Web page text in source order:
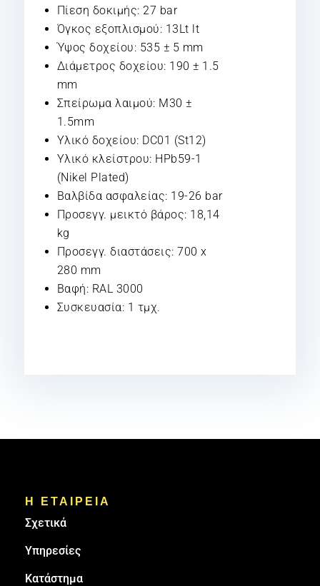
Πίεση δοκιμής: 27 bar
Όγκος εξοπλισμού: 13Lt lt
Ύψος δοχείου: 535 ± 5 mm
Διάμετρος δοχείου: 190 ± 1.5
mm
Σπείρωμα λαιμού: M30 ±
1.5mm
Υλικό δοχείου: DC01 (St12)
Υλικό κλείστρου: HPb59-1
(Nikel Plated)
Βαλβίδα ασφαλείας: 19-26 bar
Προσεγγ. μεικτό βάρος: 18,14
kg
Προσεγγ. διαστάσεις: 700 x
280 mm
Βαφή: RAL 3000
Συσκευασία: 1 τμχ.
Η ΕΤΑΙΡΕΙΑ
Σχετικά
Υπηρεσίες
Κατάστημα